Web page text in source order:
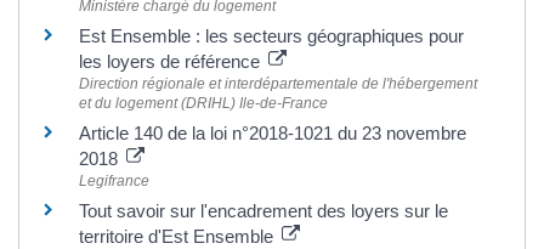
Ministère chargé du logement
Est Ensemble : les secteurs géographiques pour
les loyers de référence
Direction régionale et interdépartementale de l'hébergement
et du logement (DRIHL) Ile-de-France
Article 140 de la loi n°2018-1021 du 23 novembre
2018
Legifrance
Tout savoir sur l'encadrement des loyers sur le
territoire d'Est Ensemble